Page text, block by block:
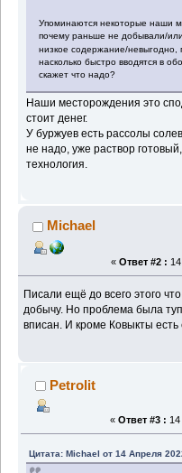
Упоминаются некоторые наши
почему раньше не добывали/
низкое содержание/невыгодно,
насколько быстро вводятся в
скажет что надо?
Наши месторождения это
стоит денег.
У буржуев есть рассолы
не надо, уже раствор
технология.
Michael
« Ответ #2 :
Писали ещё до всего этого
добычу. Но проблема была
вписан. И кроме Ковыкты
Petrolit
« Ответ #3 :
Цитата: Michael от 14 Апреля